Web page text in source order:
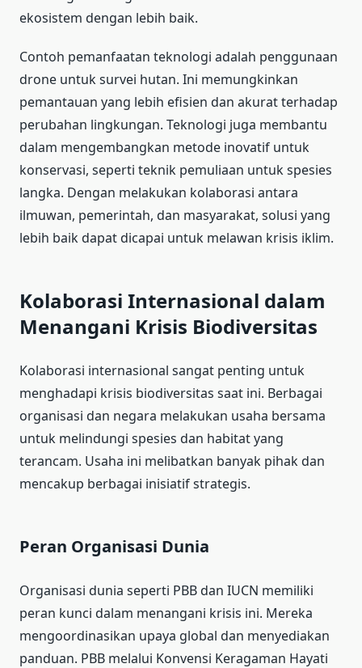
ekosistem dengan lebih baik.
Contoh pemanfaatan teknologi adalah penggunaan
drone untuk survei hutan. Ini memungkinkan
pemantauan yang lebih efisien dan akurat terhadap
perubahan lingkungan. Teknologi juga membantu
dalam mengembangkan metode inovatif untuk
konservasi, seperti teknik pemuliaan untuk spesies
langka. Dengan melakukan kolaborasi antara
ilmuwan, pemerintah, dan masyarakat, solusi yang
lebih baik dapat dicapai untuk melawan krisis iklim.
Kolaborasi Internasional dalam
Menangani Krisis Biodiversitas
Kolaborasi internasional sangat penting untuk
menghadapi krisis biodiversitas saat ini. Berbagai
organisasi dan negara melakukan usaha bersama
untuk melindungi spesies dan habitat yang
terancam. Usaha ini melibatkan banyak pihak dan
mencakup berbagai inisiatif strategis.
Peran Organisasi Dunia
Organisasi dunia seperti PBB dan IUCN memiliki
peran kunci dalam menangani krisis ini. Mereka
mengoordinasikan upaya global dan menyediakan
panduan. PBB melalui Konvensi Keragaman Hayati